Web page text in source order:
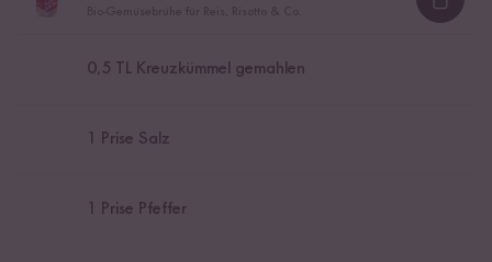
0,5 TL Kreuzkümmel gemahlen
1 Prise Salz
1 Prise Pfeffer